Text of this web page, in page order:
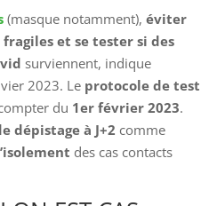
(masque notamment), éviter
et se tester si des
surviennent, indique
2023. Le protocole de test
du 1er février 2023.
dépistage à J+2 comme
des cas contacts